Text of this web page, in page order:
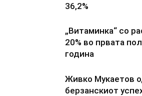
36,2%
„Витаминка“ со
20% во првата
година
Живко Мукаетов
берзанскиот